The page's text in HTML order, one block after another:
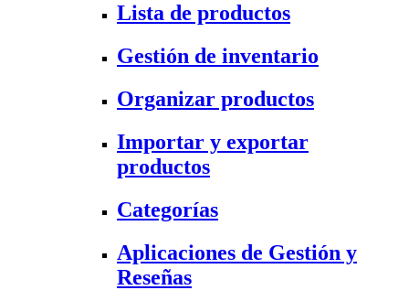
Lista de productos
Gestión de inventario
Organizar productos
Importar y exportar
productos
Categorías
Aplicaciones de Gestión y
Reseñas